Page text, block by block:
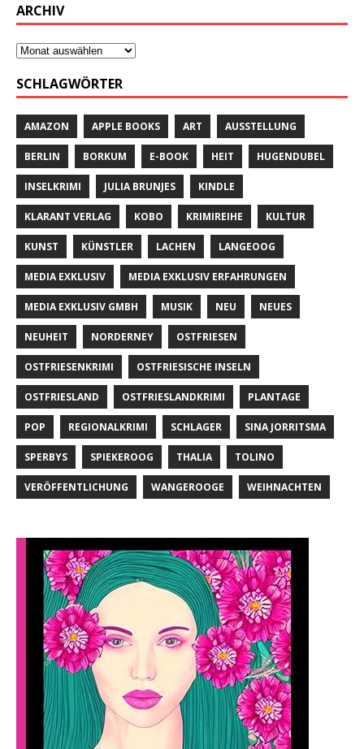
ARCHIV
SCHLAGWÖRTER
AMAZON APPLE BOOKS ART AUSSTELLUNG
BERLIN BORKUM E-BOOK HEIT HUGENDUBEL
INSELKRIMI JULIA BRUNJES KINDLE
KLARANT VERLAG KOBO KRIMIREIHE KULTUR
KUNST KÜNSTLER LACHEN LANGEOOG
MEDIA EXKLUSIV MEDIA EXKLUSIV ERFAHRUNGEN
MEDIA EXKLUSIV GMBH MUSIK NEU NEUES
NEUHEIT NORDERNEY OSTFRIESEN
OSTFRIESENKRIMI OSTFRIESISCHE INSELN
OSTFRIESLAND OSTFRIESLANDKRIMI PLANTAGE
POP REGIONALKRIMI SCHLAGER SINA JORRITSMA
SPERBYS SPIEKEROOG THALIA TOLINO
VERÖFFENTLICHUNG WANGEROOGE WEIHNACHTEN